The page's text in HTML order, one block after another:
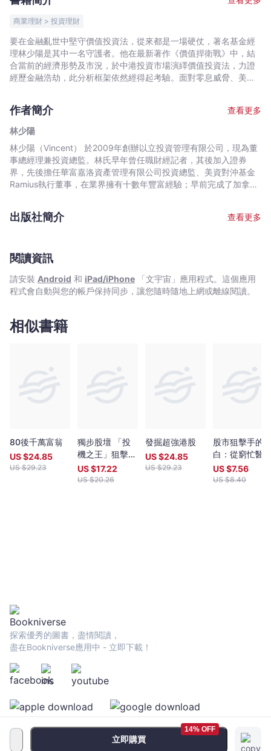
-
文
宙
｜
Bookniverse
商業理財 > 投資理財
要在金融亂世中堅守價值投資法，從來都是一場硬仗，著名基金經
理林少陽是其中一名守護者。他在最新著作《價值捍衛戰》中，結
合當前的經濟形勢及市況，於中港投資市場演繹價值投資法，力證
經歷金融浩劫，此分析框架依然經得起考驗。面對零息威脅、美元
在二千年時看淡科網股，成功發掘表現出色的鋼鐵、電力股；於
2001至2003年熊市期間，選出逆市奇葩包括出口工業股及內地公
用股，大幅跑贏指數。 現時全球主要股市步入大型上落市，以股票
的內在價值及增長潛力選股，再度比測市重要。在書中，林氏將宏
觀經濟大勢與個股分析合流，提出簡單要訣助讀者掌握估值方法，
選出潛力無限的行業包括能源、零售、內房及醫療藥業等，並在中
港股市中找尋倍升股。林氏認為，價值投資法並非硬要投資者死守
變陣，才能在戰場上取勝。
作者簡介
查看更多
林少陽
林少陽（Vincent） 於2009年創辦以立投資管理有限公司，現為董
事總經理兼投資總監。林氏早年曾任職財經記者，其後加入證券
界，先後擔任華富嘉洛資產管理有限公司投資總監、美資對沖基金
Ramius執行董事，在業界擁有十數年豐富經驗；早前完成了加拿大
投資法則；近年更積極研究內地證券市場，發掘優質投資機會。 憑
作為與師傅東尼(Tony Measor)合著的<<東尼投資哲學 - 實戰篇
品《步上一億元財富之道--由3200元開始》；林氏亦為投資經典
《證券分析》第六修定版 (Security Analysis *Sixth Edition*)中文
出版社簡介 查看更多
閱讀資訊
請安裝 Android 和 iPad/iPhone 「文宇宙」應用程式。這個應用
程式會自動與您的帳戶保持同步，讓您隨時隨地上網或離線閱讀。
相似書籍
80後千萬富翁
US $24.85
US $29.23
獨步股壇 「投
機之王」狙擊價
格方程式(導讀
版) How to
US $17.22
US $20.26
發掘超強港股
US $24.85
US $29.23
股市狙擊手的
白：從窮忙醫
到億萬散戶的
賺暴賠實錄。
US $7.56
US $8.40
立即購買
14% OFF
探索優秀的圖書，盡情閱讀，
盡在Bookniverse應用中 - 立即下載！